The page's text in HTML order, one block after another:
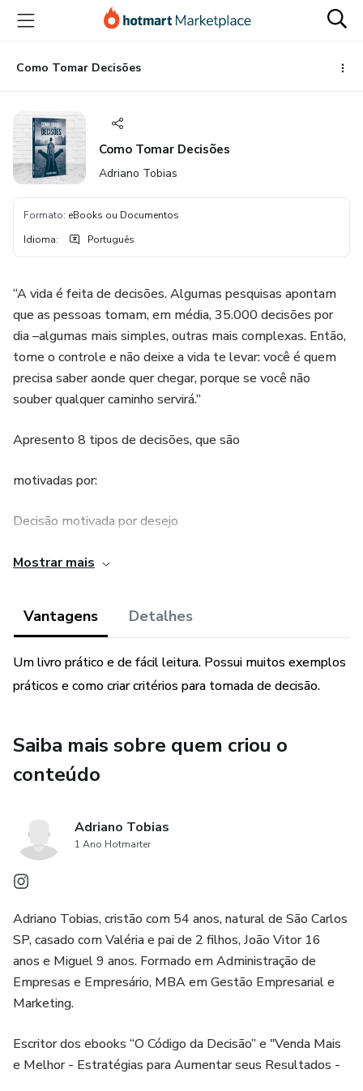
para
conteúdo
principal
para
pagamento
para
rodapé
Como Tomar Decisões
Como Tomar Decisões
Adriano Tobias
Formato: eBooks ou Documentos
Idioma: Português
“A vida é feita de decisões. Algumas pesquisas apontam
que as pessoas tomam, em média, 35.000 decisões por
dia –algumas mais simples, outras mais complexas. Então,
tome o controle e não deixe a vida te levar: você é quem
precisa saber aonde quer chegar, porque se você não
souber qualquer caminho servirá.”
Apresento 8 tipos de decisões, que são
motivadas por:
Decisão motivada por desejo
Decisão motivada pela emoção
Decisão motivada pela necessidade
Decisão motivada pela influência
Decisão motivada pela insistência
Um propósito maior
Cinco Passos para Decisões Acertadas:
Sinceridade para entender nossa situação
Saber do problema, o que queremos e como fazer
Estabelecer prioridades
Ter um propósito específico
Mostrar mais
Vantagens Detalhes
Um livro prático e de fácil leitura. Possui muitos exemplos
práticos e como criar critérios para tomada de decisão.
Saiba mais sobre quem criou o
conteúdo
Adriano Tobias
1 Ano Hotmarter
Adriano Tobias, cristão com 54 anos, natural de São Carlos
SP, casado com Valéria e pai de 2 filhos, João Vitor 16
anos e Miguel 9 anos. Formado em Administração de
Empresas e Empresário, MBA em Gestão Empresarial e
Marketing.
Escritor dos ebooks “O Código da Decisão” e "Venda Mais
e Melhor - Estratégias para Aumentar seus Resultados -